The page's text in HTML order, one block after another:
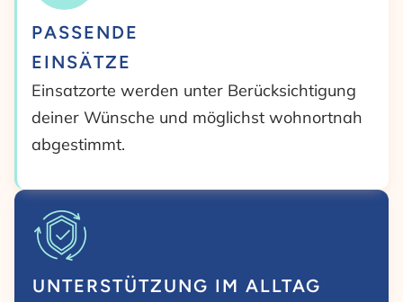
UNTERSTÜTZUNG IM ALLTAG
PASSENDE
EINSÄTZE
Einsatzorte werden unter Berücksichtigung
deiner Wünsche und möglichst wohnortnah
abgestimmt.